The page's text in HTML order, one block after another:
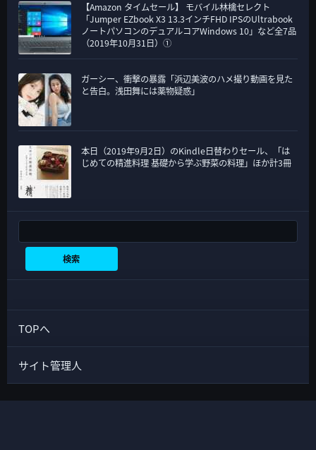
【Amazon タイムセール】 モバイル林檎セレクト
「Jumper EZbook X3 13.3インチFHD IPSのUltrabook
ノートパソコンのデュアルコアWindows 10」など全7品
（2019年10月31日）①
ガーシー、衝撃の暴露「浜辺美波のハメ撮り動画を見た
と告白。浅田舞には薬物疑惑」
本日（2019年9月2日）のKindle日替わりセール、「は
じめての精進料理 基礎から学ぶ野菜の料理」ほか計3冊
検索
TOPへ
サイト管理人